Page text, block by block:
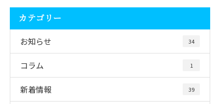
カテゴリー
お知らせ 34
コラム 1
新着情報 39